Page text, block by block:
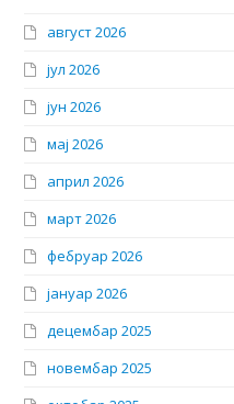
август 2026
јул 2026
јун 2026
мај 2026
април 2026
март 2026
фебруар 2026
јануар 2026
децембар 2025
новембар 2025